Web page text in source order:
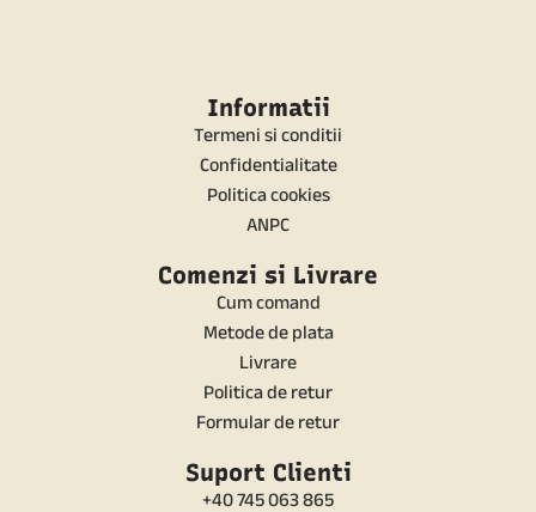
Informatii
Termeni si conditii
Confidentialitate
Politica cookies
ANPC
Comenzi si Livrare
Cum comand
Metode de plata
Livrare
Politica de retur
Formular de retur
Suport Clienti
+40 745 063 865